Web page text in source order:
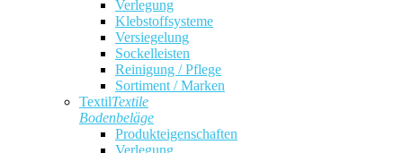
Verlegung
Klebstoffsysteme
Versiegelung
Sockelleisten
Reinigung / Pflege
Sortiment / Marken
TextilTextile
Bodenbeläge
Produkteigenschaften
Verlegung